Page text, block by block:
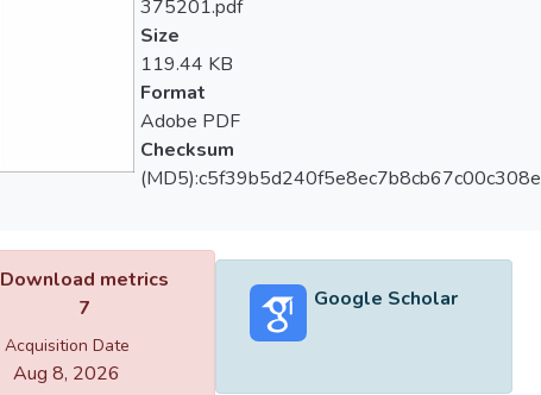
375201.pdf
Size
119.44 KB
Format
Adobe PDF
Checksum
(MD5):c5f39b5d240f5e8ec7b8cb67c00c308e
Download metrics
7
Acquisition Date
Aug 8, 2026
Google Scholar